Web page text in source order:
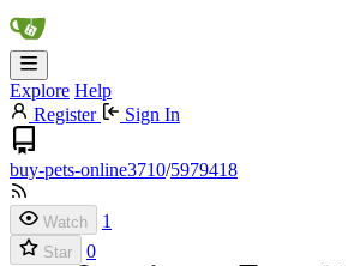
Explore Help
Register
Sign In
buy-pets-online3710/5979418
Watch 1
Star
0